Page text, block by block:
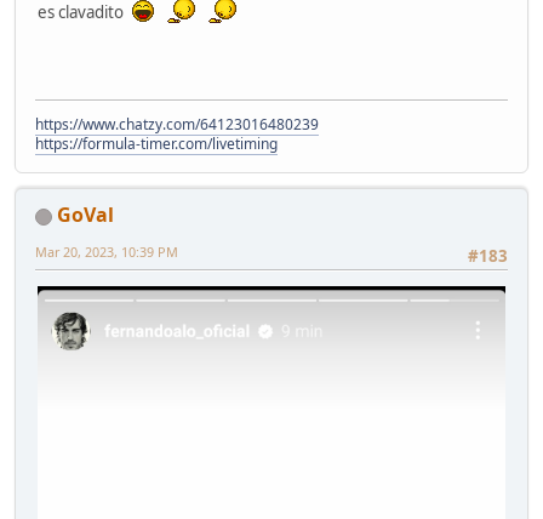
es clavadito
https://www.chatzy.com/64123016480239
https://formula-timer.com/livetiming
GoVal
#183
Mar 20, 2023, 10:39 PM